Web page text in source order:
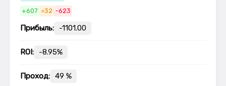
+607 =32 -623
Прибыль: -1101.00
ROI: -8.95%
Проход: 49 %